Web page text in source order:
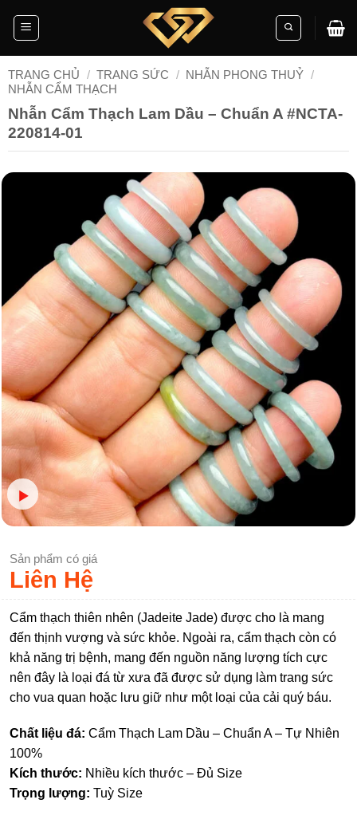
TRANG CHỦ / TRANG SỨC / NHẪN PHONG THUỶ /
NHẪN CẨM THẠCH
Nhẫn Cẩm Thạch Lam Dầu – Chuẩn A #NCTA-
220814-01
Sản phẩm có giá
Liên Hệ
Cẩm thạch thiên nhên (Jadeite Jade) được cho là mang
đến thịnh vượng và sức khỏe. Ngoài ra, cẩm thạch còn có
khả năng trị bệnh, mang đến nguồn năng lượng tích cực
nên đây là loại đá từ xưa đã được sử dụng làm trang sức
cho vua quan hoặc lưu giữ như một loại của cải quý báu.
Chất liệu đá: Cẩm Thạch Lam Dầu – Chuẩn A – Tự Nhiên
100%
Kích thước: Nhiều kích thước – Đủ Size
Trọng lượng: Tuỳ Size